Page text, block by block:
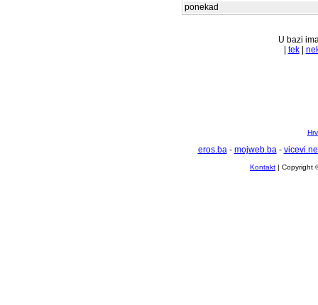
ponekad
U bazi
tek|
eros.ba- mojweb.ba-
Kontakt | Copyright